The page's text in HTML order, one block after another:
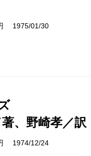
1975/01/30
、野崎孝／訳
1974/12/24